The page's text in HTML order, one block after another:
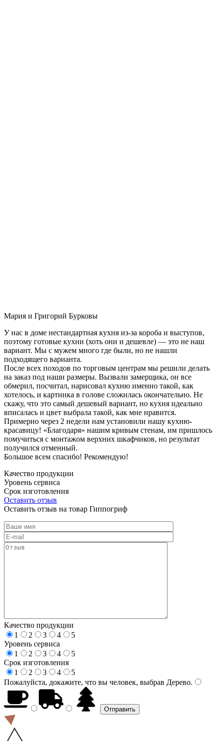
Мария и Григорий Бурковы
У нас в доме нестандартная кухня из-за короба и выступов,
поэтому готовые кухни (хоть они и дешевле) — это не наш
вариант. Мы с мужем много где были, но не нашли
подходящего варианта.
После всех походов по торговым центрам мы решили делать
на заказ под наши размеры. Вызвали замерщика, он все
обмерил, посчитал, нарисовал кухню именно такой, как
хотелось, и картинка в голове сложилась окончательно. Не
скажу, что это самый дешевый вариант, но кухня идеально
вписалась и цвет выбрала такой, как мне нравится.
Примерно через 2 недели нам установили нашу кухню-
красавицу! «Благодаря» нашим кривым стенам, им пришлось
помучиться с монтажом верхних шкафчиков, но результат
получился отменный.
Большое всем спасибо! Рекомендую!
Качество продукции
Уровень сервиса
Срок изготовления
Оставить отзыв
Оставить отзыв на товар Гиппогриф
Качество продукции
1
2 3 4
5
Уровень сервиса
1
2 3 4
5
Срок изготовления
1
2 3 4
5
Пожалуйста, докажите, что вы человек, выбрав Дерево.